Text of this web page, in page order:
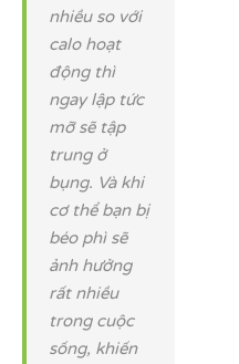
nhiều so với
calo hoạt
động thì
ngay lập tức
mỡ sẽ tập
trung ở
bụng. Và khi
cơ thể bạn bị
béo phì sẽ
ảnh hưởng
rất nhiều
trong cuộc
sống, khiến